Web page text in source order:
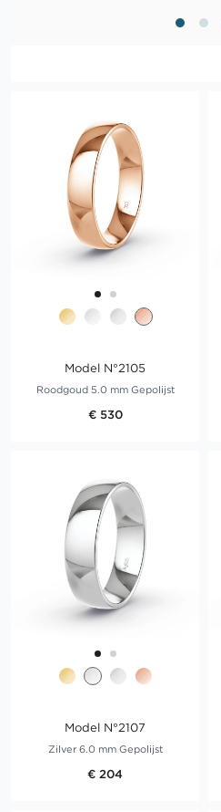
Model N°2105
Roodgoud 5.0 mm Gepolijst
€ 530
Model N°2107
Zilver 6.0 mm Gepolijst
€ 204